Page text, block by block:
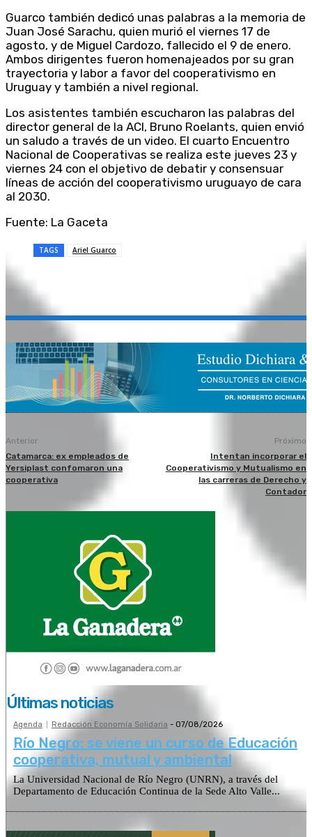
Guarco también dedicó unas palabras a la memoria de
Juan José Sarachu, quien murió el viernes 17 de
agosto, y de Miguel Cardozo, fallecido el 9 de enero.
Ambos dirigentes fueron homenajeados por su gran
trayectoria y labor a favor del cooperativismo en
Uruguay y también a nivel regional.
Los asistentes también escucharon las palabras del
director general de la ACI, Bruno Roelants, quien envió
un saludo a través de un video. El cuarto Encuentro
Nacional de Cooperativas se realiza este jueves 23 y
viernes 24 con el objetivo de debatir y consensuar
líneas de acción del cooperativismo uruguayo de cara
al 2030.
Fuente: La Gaceta
TAGS Ariel Guarco
Anterior
Catamarca: ex empleados de
Yersiplast confomaron una
cooperativa
Próximo
Intentan incorporar el
Cooperativismo y Mutualismo en
las carreras de Derecho y
Contador
Últimas noticias
Agenda Redacción Economía Solidaria - 07/08/2026
Río Negro: se viene un curso de Educación
cooperativa, mutual y ambiental
La Universidad Nacional de Río Negro (UNRN), a través del
Departamento de Educación Continua de la Sede Alto Valle...